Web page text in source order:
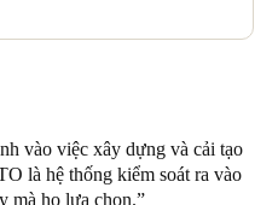
vào việc xây dựng và cải tạo
là hệ thống kiểm soát ra vào
mà họ lựa chọn.